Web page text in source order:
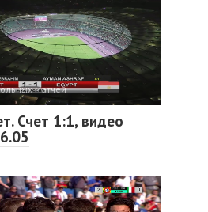
матчей
Счет 1:1, видео